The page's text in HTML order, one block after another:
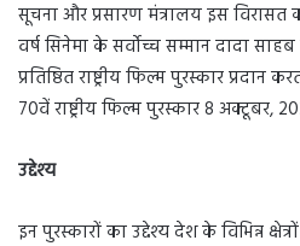
सूचना और प्रसारण मंत्रालय इस
वर्ष सिनेमा के सर्वोच्च सम्मान दादा
प्रतिष्ठित राष्ट्रीय फिल्म पुरस्कार प्रदान
70वें राष्ट्रीय फिल्म पुरस्कार 8 अक्टूबर,
उद्देश्य
इन पुरस्कारों का उद्देश्य देश के विभिन्न